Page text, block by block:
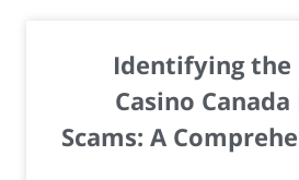
Identifying the
Casino
Scams: A